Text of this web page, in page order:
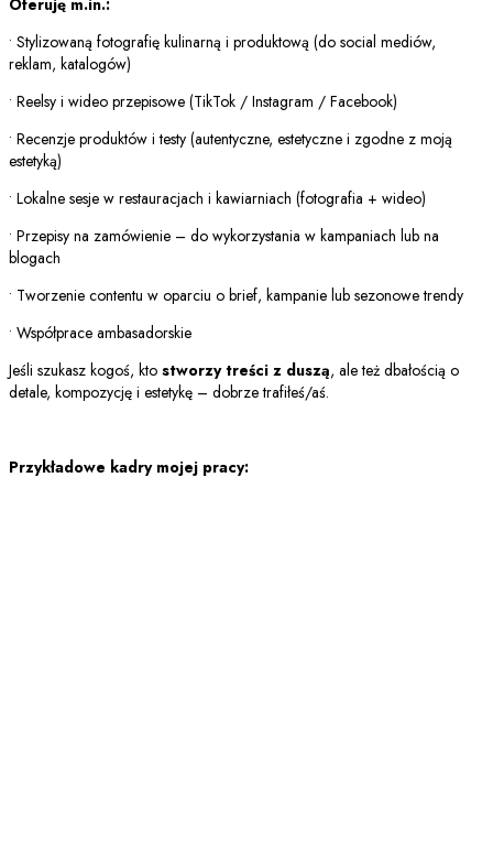
Oferuję m.in.:
• Stylizowaną fotografię kulinarną i produktową (do social mediów,
reklam, katalogów)
• Reelsy i wideo przepisowe (TikTok / Instagram / Facebook)
• Recenzje produktów i testy (autentyczne, estetyczne i zgodne z moją
estetyką)
• Lokalne sesje w restauracjach i kawiarniach (fotografia + wideo)
• Przepisy na zamówienie – do wykorzystania w kampaniach lub na
blogach
• Tworzenie contentu w oparciu o brief, kampanie lub sezonowe trendy
• Współprace ambasadorskie
Jeśli szukasz kogoś, kto stworzy treści z duszą, ale też dbałością o
detale, kompozycję i estetykę – dobrze trafiłeś/aś.
Przykładowe kadry mojej pracy: